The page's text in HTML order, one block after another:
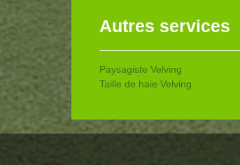
Autres services
Paysagiste Velving
Taille de haie Velving